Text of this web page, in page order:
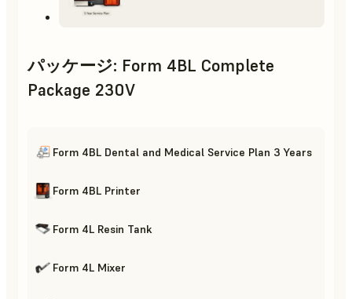
パッケージ: Form 4BL Complete
Package 230V
Form 4BL Dental and Medical Service Plan 3 Years
Form 4BL Printer
Form 4L Resin Tank
Form 4L Mixer